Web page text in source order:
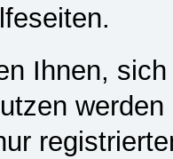
Ihnen,